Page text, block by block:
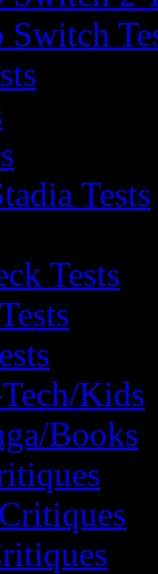
Tests
Tests
Kids
Books